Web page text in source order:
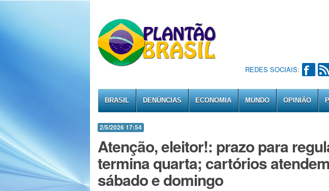
REDES SOCIAIS:
BRASIL DENÚNCIAS ECONOMIA MUNDO OPINIÃO
2/5/2026 17:54
Atenção, eleitor!: prazo para
termina quarta; cartórios
sábado e domingo